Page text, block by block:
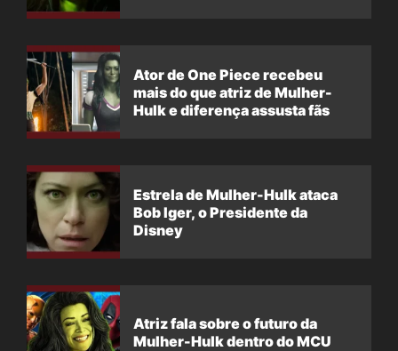
Ator de One Piece recebeu
mais do que atriz de Mulher-
Hulk e diferença assusta fãs
Estrela de Mulher-Hulk ataca
Bob Iger, o Presidente da
Disney
Atriz fala sobre o futuro da
Mulher-Hulk dentro do MCU